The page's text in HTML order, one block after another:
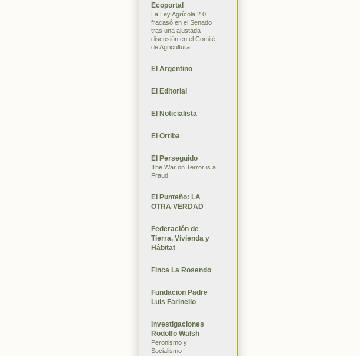
Ecoportal
La Ley Agrícola 2.0
fracasó en el Senado
tras una ajustada
discusión en el Comité
de Agricultura
El Argentino
El Editorial
El Noticialista
El Ortiba
El Perseguido
The War on Terror is a
Fraud
El Punteño: LA
OTRA VERDAD
Federación de
Tierra, Vivienda y
Hábitat
Finca La Rosendo
Fundacion Padre
Luis Farinello
Investigaciones
Rodolfo Walsh
Peronismo y
Socialismo